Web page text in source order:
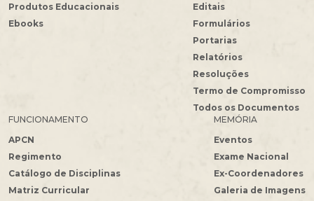
Produtos Educacionais
Ebooks
Editais
Formulários
Portarias
Relatórios
Resoluções
Termo de Compromisso
Todos os Documentos
FUNCIONAMENTO
APCN
Regimento
Catálogo de Disciplinas
Matriz Curricular
MEMÓRIA
Eventos
Exame Nacional
Ex-Coordenadores
Galeria de Imagens